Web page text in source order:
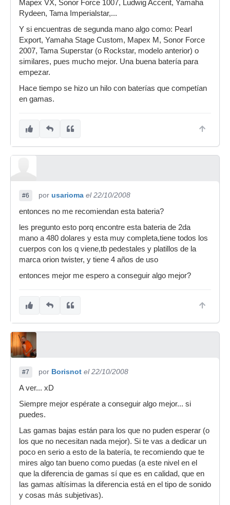
Mapex VX, Sonor Force 1007, Ludwig Accent, Yamaha
Rydeen, Tama Imperialstar,...
Y si encuentras de segunda mano algo como: Pearl
Export, Yamaha Stage Custom, Mapex M, Sonor Force
2007, Tama Superstar (o Rockstar, modelo anterior) o
similares, pues mucho mejor. Una buena batería para
empezar.
Hace tiempo se hizo un hilo con baterías que competían
en gamas.
#6 por usarioma el 22/10/2008
entonces no me recomiendan esta bateria?
les pregunto esto porq encontre esta bateria de 2da
mano a 480 dolares y esta muy completa,tiene todos los
cuerpos con los q viene,tb pedestales y platillos de la
marca orion twister, y tiene 4 años de uso
entonces mejor me espero a conseguir algo mejor?
#7 por Borisnot el 22/10/2008
A ver... xD
Siempre mejor espérate a conseguir algo mejor... si
puedes.
Las gamas bajas están para los que no puden esperar (o
los que no necesitan nada mejor). Si te vas a dedicar un
poco en serio a esto de la batería, te recomiendo que te
mires algo tan bueno como puedas (a este nivel en el
que la diferencia de gamas sí que es en calidad, que en
las gamas altísimas la diferencia está en el tipo de sonido
y cosas más subjetivas).